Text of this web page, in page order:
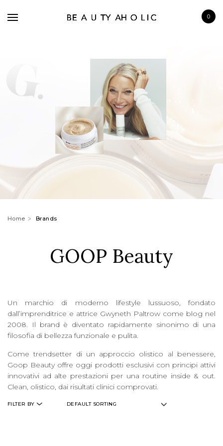
0
HAIRCARE
Home Brands
GOOP Beauty
Un marchio di moderno lifestyle lussuoso, fondato
dall’imprenditrice e attrice Gwyneth Paltrow come blog nel
2008. Il brand è diventato rapidamente sinonimo di una
filosofia di bellezza funzionale e pulita.
Come trendsetter di un approccio olistico al benessere,
Goop Beauty offre oggi prodotti esclusivi con principi attivi
innovativi ad alte prestazioni per una routine inside & out.
Clean, olistico, dai risultati clinici comprovati.
FILTER BY